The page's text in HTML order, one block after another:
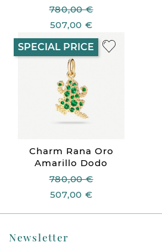
780,00 €
507,00 €
Charm Rana Oro
Amarillo Dodo
780,00 €
507,00 €
SPECIAL PRICE
Newsletter